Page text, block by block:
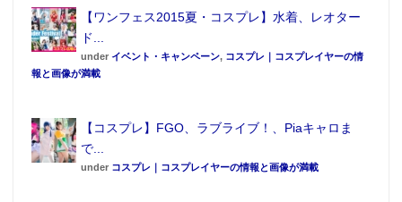
【ワンフェス2015夏・コスプレ】水着、レオター
ド...
under イベント・キャンペーン, コスプレ｜コスプレイヤーの情
報と画像が満載
【コスプレ】FGO、ラブライブ！、Piaキャロま
で...
under コスプレ｜コスプレイヤーの情報と画像が満載